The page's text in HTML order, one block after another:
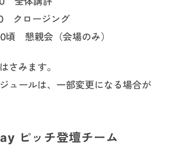
クロージング
頃 懇親会（会場のみ）
さみます。
ュールは、一部変更になる場合が
ピッチ登壇チーム